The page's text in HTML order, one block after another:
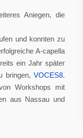
Aniegen, die
und konnten zu
A-capella
ein Jahr später
bringen, VOCES8.
Workshops mit
aus Nassau und